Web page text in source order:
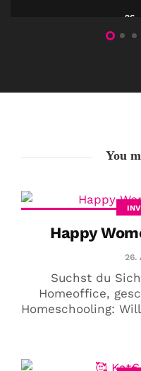
26.
You
Happy
26.
Suchst du
Homeoffice,
Homeschooling:
Der Leserbrief der
hast du auch
Aber du hast dich
zu stellen? Kein
Jetzt lesen